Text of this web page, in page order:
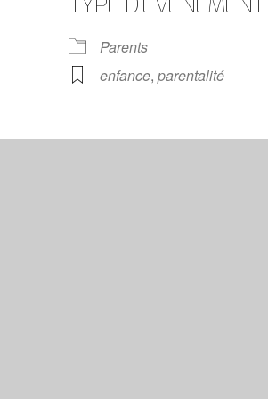
Calendrier Google iCalendar
Parents
enfance, parentalité